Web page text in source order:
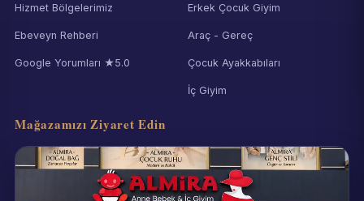
Hizmet Bölgelerimiz
Ebeveyn Rehberi
Google Yorumları ★5.0
Erkek Çocuk Giyim
Araç - Gereç
Çocuk Ayakkabıları
İç Giyim
Mağazamızı Ziyaret Edin